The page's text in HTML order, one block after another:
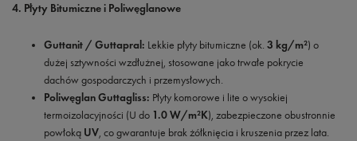
4. Płyty Bitumiczne i Poliwęglanowe
Guttanit / Guttapral: Lekkie płyty bitumiczne (ok. 3 kg/m²) o
dużej sztywności wzdłużnej, stosowane jako trwałe pokrycie
dachów gospodarczych i przemysłowych.
Poliwęglan Guttagliss: Płyty komorowe i lite o wysokiej
termoizolacyjności (U do 1.0 W/m²K), zabezpieczone obustronnie
powłoką UV, co gwarantuje brak żółknięcia i kruszenia przez lata.